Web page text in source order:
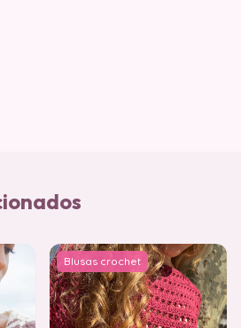
Blusas crochet